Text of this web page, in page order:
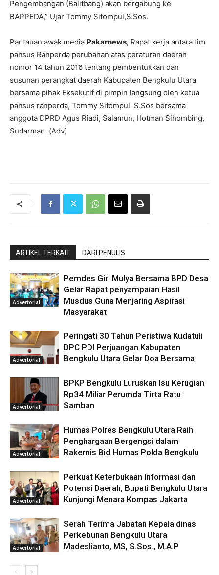
Pengembangan (Balitbang) akan bergabung ke
BAPPEDA,” Ujar Tommy Sitompul,S.Sos.
Pantauan awak media Pakarnews, Rapat kerja antara tim
pansus Ranperda perubahan atas peraturan daerah
nomor 14 tahun 2016 tentang pembentukkan dan
susunan perangkat daerah Kabupaten Bengkulu Utara
bersama pihak Eksekutif di pimpin langsung oleh ketua
pansus ranperda, Tommy Sitompul, S.Sos bersama
anggota DPRD Agus Riadi, Salamun, Hotman Sihombing,
Sudarman. (Adv)
ARTIKEL TERKAIT DARI PENULIS
Advertorial
Pemdes Giri Mulya Bersama BPD Desa
Gelar Rapat penyampaian Hasil
Musdus Guna Menjaring Aspirasi
Masyarakat
Advertorial
Peringati 30 Tahun Peristiwa Kudatuli
DPC PDI Perjuangan Kabupaten
Bengkulu Utara Gelar Doa Bersama
Advertorial
BPKP Bengkulu Luruskan Isu Kerugian
Rp34 Miliar Perumda Tirta Ratu
Samban
Advertorial
Humas Polres Bengkulu Utara Raih
Penghargaan Bergengsi dalam
Rakernis Bid Humas Polda Bengkulu
Advertorial
Perkuat Keterbukaan Informasi dan
Potensi Daerah, Bupati Bengkulu Utara
Kunjungi Menara Kompas Jakarta
Advertorial
Serah Terima Jabatan Kepala dinas
Perkebunan Bengkulu Utara
Madeslianto, MS, S.Sos., M.A.P